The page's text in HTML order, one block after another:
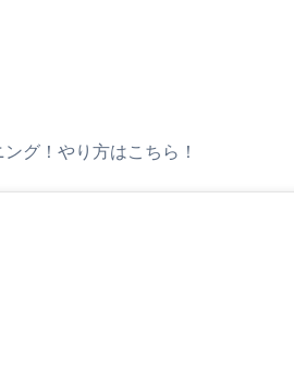
グ！やり方はこちら！